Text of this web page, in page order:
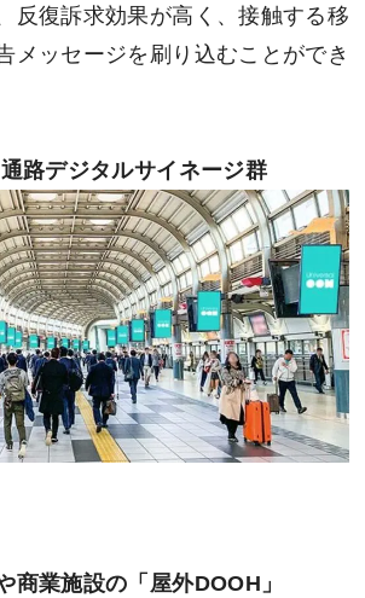
反復訴求効果が高く、接触する移
メッセージを刷り込むことができ
路デジタルサイネージ群
商業施設の「屋外DOOH」